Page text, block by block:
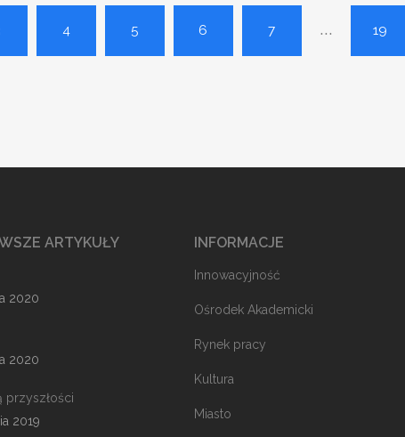
4 5 6 7 ... 19
ARTYKUŁY
2020
2020
przyszłości
2019
INFORMACJE
Innowacyjność
Ośrodek Akademicki
Rynek pracy
Kultura
Miasto